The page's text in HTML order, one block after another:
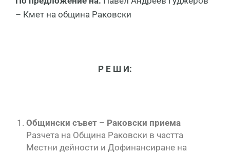
– Кмет на община Раковски
Р Е Ш И:
Общински съвет – Раковски приема
Разчета на Община Раковски в частта
Местни дейности и Дофинансиране на